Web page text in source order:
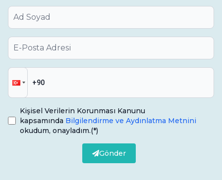
Kişisel Verilerin Korunması Kanunu
kapsamında Bilgilendirme ve Aydınlatma Metnini
okudum, onayladım.(*)
Gönder